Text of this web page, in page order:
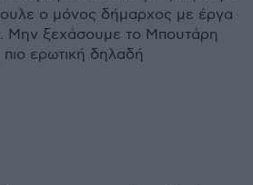
ο μόνος δήμαρχος με έργα
Μην ξεχάσουμε το Μπουτάρη
ερωτική δηλαδή